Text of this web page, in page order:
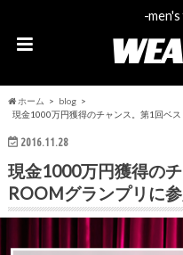
-
ホーム
blog
現金1000万円獲得のチャンス。第1回ベ
2016.11.28
現金1000万円獲得の
ROOMグランプリに